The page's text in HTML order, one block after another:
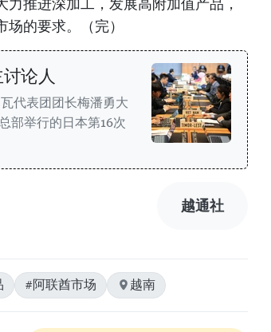
推进深加工，发展高附加值产品，
的要求。（完）
论人
代表团团长梅潘勇大
部举行的日本第16次
越通社
#阿联酋市场 越南